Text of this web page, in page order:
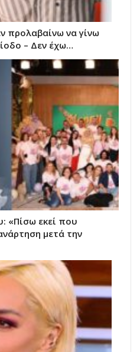
προλαβαίνω να γίνω
– Δεν έχω…
«Πίσω εκεί που
μετά την